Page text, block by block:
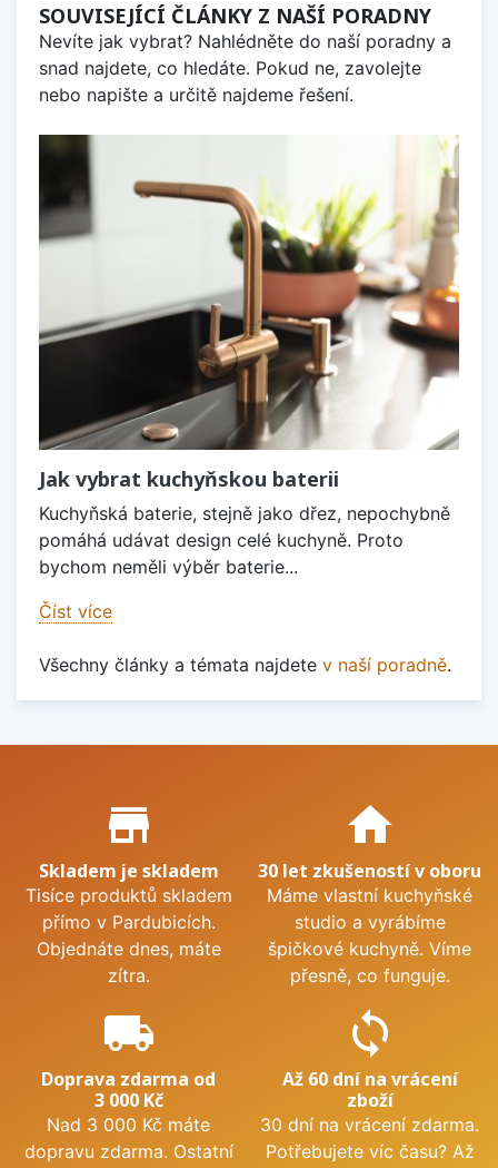
SOUVISEJÍCÍ ČLÁNKY Z NAŠÍ PORADNY
Nevíte jak vybrat? Nahlédněte do naší poradny a
snad najdete, co hledáte. Pokud ne, zavolejte
nebo napište a určitě najdeme řešení.
Jak vybrat kuchyňskou baterii
Kuchyňská baterie, stejně jako dřez, nepochybně
pomáhá udávat design celé kuchyně. Proto
bychom neměli výběr baterie...
Číst více
Všechny články a témata najdete v naší poradně.
Proč nakupovat u nás?
store_mall_directory
Skladem je skladem
Tisíce produktů skladem
přímo v Pardubicích.
Objednáte dnes, máte
zítra.
home
30 let zkušeností v oboru
Máme vlastní kuchyňské
studio a vyrábíme
špičkové kuchyně. Víme
přesně, co funguje.
local_shipping
Doprava zdarma od
3 000 Kč
Nad 3 000 Kč máte
dopravu zdarma. Ostatní
sync
Až 60 dní na vrácení
zboží
30 dní na vrácení zdarma.
Potřebujete víc času? Až